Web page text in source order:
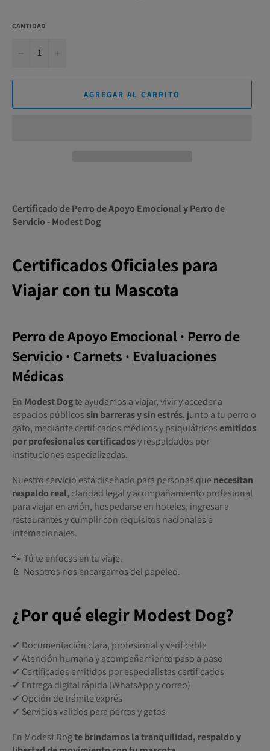
CANTIDAD
−
AGREGAR AL CARRITO
Certificado de Perro de Apoyo Emocional y Perro de
Servicio - Modest Dog
Certificados Oficiales para
Viajar con tu Mascota
Perro de Apoyo Emocional · Perro de
Servicio · Carnets · Evaluaciones
Médicas
En Modest Dogte ayudamos a viajar, vivir y acceder a
espacios públicos sin barreras y sin estrés, junto a tu perro o
gato, mediante certificados médicos y psiquiátricosemitidos
por profesionales certificadosy respaldados por
instituciones especializadas.
Nuestro servicio está diseñado para personas que necesitan
respaldo real, claridad legal y acompañamiento profesional
para viajar en avión, hospedarse en hoteles, ingresar a
restaurantes y cumplir con requisitos nacionales e
internacionales.
🐾 Tú te enfocas en tu viaje.
📄 Nosotros nos encargamos del papeleo.
¿Por qué elegir Modest Dog?
✔ Documentación clara, profesional y verificable
✔ Atención humana y acompañamiento paso a paso
✔ Certificados emitidos por especialistas certificados
✔ Entrega digital rápida (WhatsApp y correo)
✔ Opción de trámite exprés
✔ Servicios válidos para perros y gatos
En Modest Dogte brindamos la tranquilidad, respaldo y